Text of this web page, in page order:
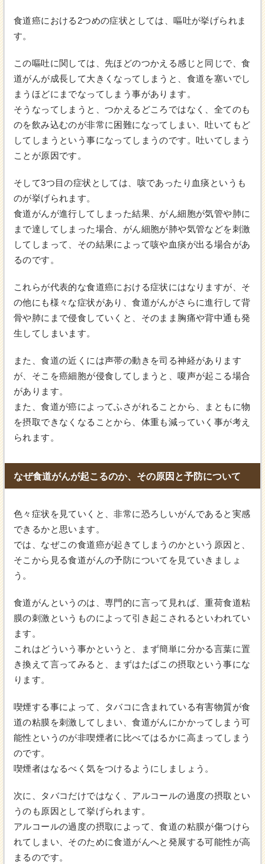
食道癌における2つめの症状としては、嘔吐が挙げられま
す。
この嘔吐に関しては、先ほどのつかえる感じと同じで、食
道がんが成長して大きくなってしまうと、食道を塞いでし
まうほどにまでなってしまう事があります。
そうなってしまうと、つかえるどころではなく、全てのも
のを飲み込むのが非常に困難になってしまい、吐いてもど
してしまうという事になってしまうのです。吐いてしまう
ことが原因です。
そして3つ目の症状としては、咳であったり血痰というも
のが挙げられます。
食道がんが進行してしまった結果、がん細胞が気管や肺に
まで達してしまった場合、がん細胞が肺や気管などを刺激
してしまって、その結果によって咳や血痰が出る場合があ
るのです。
これらが代表的な食道癌における症状にはなりますが、そ
の他にも様々な症状があり、食道がんがさらに進行して背
骨や肺にまで侵食していくと、そのまま胸痛や背中通も発
生してしまいます。
また、食道の近くには声帯の動きを司る神経があります
が、そこを癌細胞が侵食してしまうと、嗄声が起こる場合
があります。
また、食道が癌によってふさがれることから、まともに物
を摂取できなくなることから、体重も減っていく事が考え
られます。
なぜ食道がんが起こるのか、その原因と予防について
色々症状を見ていくと、非常に恐ろしいがんであると実感
できるかと思います。
では、なぜこの食道癌が起きてしまうのかという原因と、
そこから見る食道がんの予防についてを見ていきましょ
う。
食道がんというのは、専門的に言って見れば、重荷食道粘
膜の刺激というものによって引き起こされるといわれてい
ます。
これはどういう事かというと、まず簡単に分かる言葉に置
き換えて言ってみると、まずはたばこの摂取という事にな
ります。
喫煙する事によって、タバコに含まれている有害物質が食
道の粘膜を刺激してしまい、食道がんにかかってしまう可
能性というのが非喫煙者に比べてはるかに高まってしまう
のです。
喫煙者はなるべく気をつけるようにしましょう。
次に、タバコだけではなく、アルコールの過度の摂取とい
うのも原因として挙げられます。
アルコールの過度の摂取によって、食道の粘膜が傷つけら
れてしまい、そのために食道がんへと発展する可能性が高
まるのです。